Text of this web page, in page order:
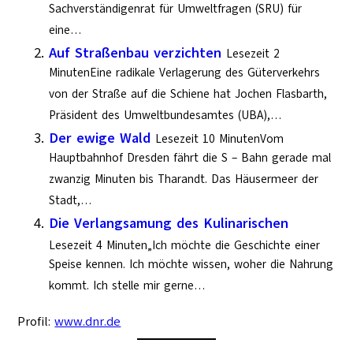
Sachverständigenrat für Umweltfragen (SRU) für
eine…
Auf Straßenbau verzichten Lesezeit 2
MinutenEine radikale Verlagerung des Güterverkehrs
von der Straße auf die Schiene hat Jochen Flasbarth,
Präsident des Umweltbundesamtes (UBA),…
Der ewige Wald Lesezeit 10 MinutenVom
Hauptbahnhof Dresden fährt die S – Bahn gerade mal
zwanzig Minuten bis Tharandt. Das Häusermeer der
Stadt,…
Die Verlangsamung des Kulinarischen
Lesezeit 4 Minuten„Ich möchte die Geschichte einer
Speise kennen. Ich möchte wissen, woher die Nahrung
kommt. Ich stelle mir gerne…
Profil:www.dnr.de